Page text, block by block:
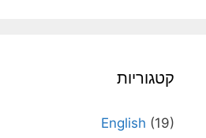
קטגוריות
English (19)